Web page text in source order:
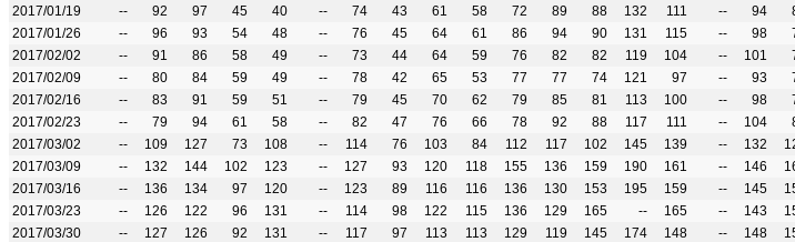
2017/01/19
-- 92 97 45 40 -- 74 43 61 58 72 89 88 132 111 -- 94
2017/01/26
-- 96 93 54 48 -- 76 45 64 61 86 94 90 131 115 -- 98
2017/02/02
-- 91 86 58 49 -- 73 44 64 59 76 82 82 119 104 -- 101
2017/02/09
-- 80 84 59 49 -- 78 42 65 53 77 77 74 121 97 -- 93
2017/02/16
-- 83 91 59 51 -- 79 45 70 62 79 85 81 113 100 -- 98
2017/02/23
-- 79 94 61 58 -- 82 47 76 66 78 92 88 117 111 -- 104
2017/03/02
-- 109 127 73 108 -- 114 76 103 84 112 117 102 145 139 -- 132
2017/03/09
-- 132 144 102 123 -- 127 93 120 118 155 136 159 190 161 -- 146
2017/03/16
-- 136 134 97 120 -- 123 89 116 116 136 130 153 195 159 -- 145
2017/03/23
-- 126 122 96 131 -- 114 98 122 115 136 129 165 -- 165 -- 143
2017/03/30
-- 127 126 92 131 -- 117 97 113 113 129 119 145 174 148 -- 148